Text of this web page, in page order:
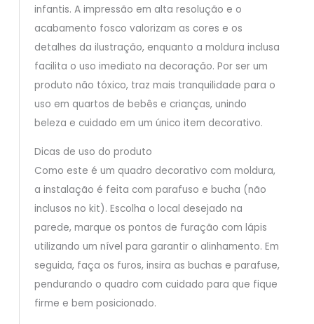
infantis. A impressão em alta resolução e o
acabamento fosco valorizam as cores e os
detalhes da ilustração, enquanto a moldura inclusa
facilita o uso imediato na decoração. Por ser um
produto não tóxico, traz mais tranquilidade para o
uso em quartos de bebês e crianças, unindo
beleza e cuidado em um único item decorativo.
Dicas de uso do produto
Como este é um quadro decorativo com moldura,
a instalação é feita com parafuso e bucha (não
inclusos no kit). Escolha o local desejado na
parede, marque os pontos de furação com lápis
utilizando um nível para garantir o alinhamento. Em
seguida, faça os furos, insira as buchas e parafuse,
pendurando o quadro com cuidado para que fique
firme e bem posicionado.